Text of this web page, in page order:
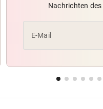
Nachrichten des
E-Mail